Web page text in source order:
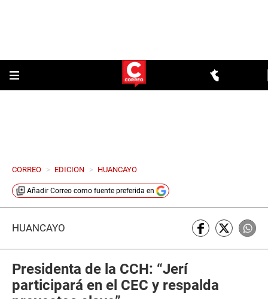
CORREO > EDICION > HUANCAYO
Añadir Correo como fuente preferida en
HUANCAYO
Presidenta de la CCH: “Jerí
participará en el CEC y respalda